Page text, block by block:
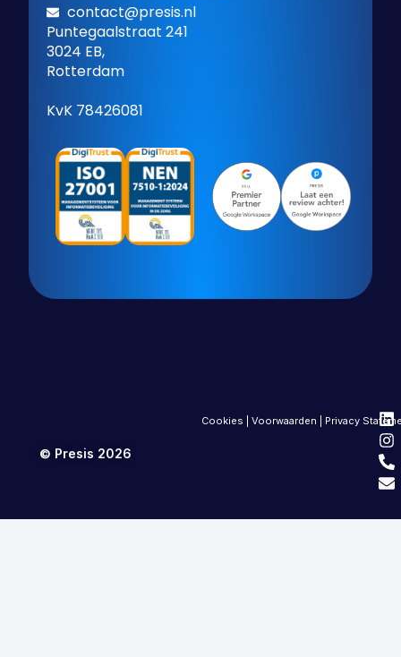
contact@presis.nl
Puntegaalstraat 241
3024 EB,
Rotterdam
KvK 78426081
© Presis 2026
Cookies |Voorwaarden Privacy